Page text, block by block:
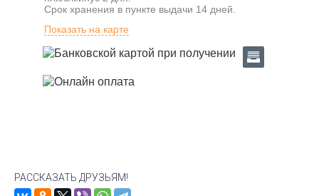
Срок хранения в пункте выдачи 14 дней.
Показать на карте
РАССКАЗАТЬ ДРУЗЬЯМ!